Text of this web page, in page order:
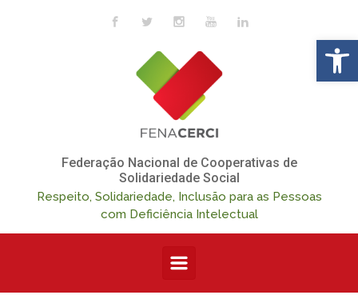
Skip to main content
Federação Nacional de Cooperativas de
Solidariedade Social
Respeito, Solidariedade, Inclusão para as Pessoas
com Deficiência Intelectual